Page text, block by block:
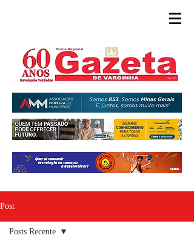
Post
Posts Recente